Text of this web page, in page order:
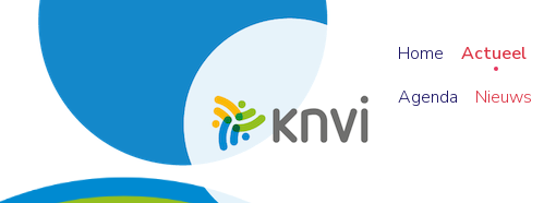
Home
Actueel
Agenda
Nieuws